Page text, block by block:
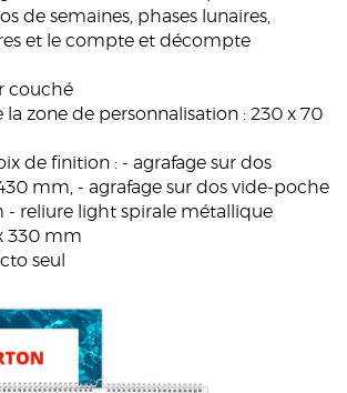
de semaines, phases lunaires,
et le compte et décompte
couché
la zone de personnalisation : 230 x 70
de finition : - agrafage sur dos
mm, - agrafage sur dos vide-poche
- reliure light spirale métallique
330 mm
seul